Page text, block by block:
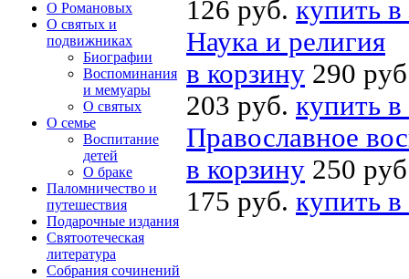
О Романовых
О святых и
подвижниках
Биографии
Воспоминания
и мемуары
О святых
О семье
Воспитание
детей
О браке
Паломничество и
путешествия
Подарочные издания
Святоотеческая
литература
Собрания сочинений
126 руб. купить
Наука и религия
в корзину 290
203 руб. купить
Православное
в корзину 250
175 руб. купить